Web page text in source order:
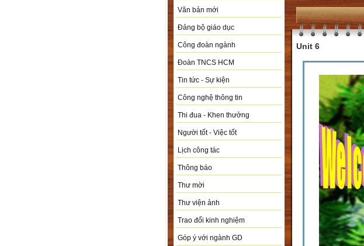
Văn bản mới
Đảng bộ giáo dục
Công đoàn ngành
Đoàn TNCS HCM
Tin tức - Sự kiện
Công nghệ thông tin
Thi đua - Khen thưởng
Người tốt - Việc tốt
Lịch công tác
Thông báo
Thư mời
Thư viện ảnh
Trao đổi kinh nghiệm
Góp ý với ngành GD
Unit 6